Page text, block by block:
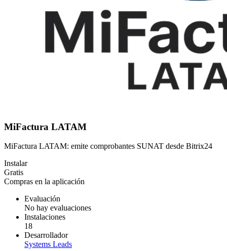
MiFactura LATAM
MiFactura LATAM: emite comprobantes SUNAT desde Bitrix24
Instalar
Gratis
Compras en la aplicación
Evaluación
No hay evaluaciones
Instalaciones
18
Desarrollador
Systems Leads